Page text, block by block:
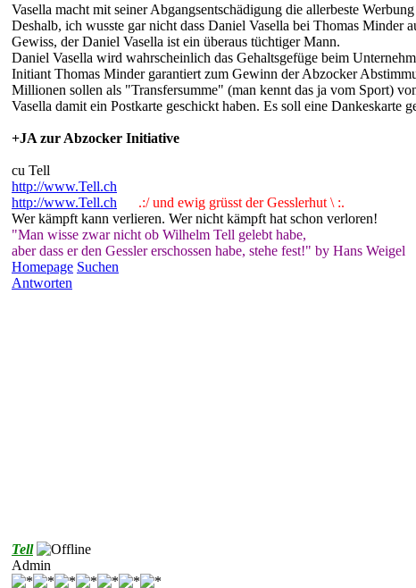
Vasella macht mit seiner Abgangsentschädigung die allerbeste
Deshalb, ich wusste gar nicht dass Daniel Vasella bei Thomas Minder
Gewiss, der Daniel Vasella ist ein überaus tüchtiger Mann.
Daniel Vasella wird wahrscheinlich das Gehaltsgefüge beim
Initiant Thomas Minder garantiert zum Gewinn der Abzocker
Millionen sollen als "Transfersumme" (man kennt das ja vom Sport)
Vasella damit ein Postkarte geschickt haben. Es soll eine Dankeskarte
+JA zur Abzocker Initiative
cu Tell
http://www.Tell.ch
http://www.Tell.ch
.:/ und ewig grüsst der Gesslerhut \ :.
Wer kämpft kann verlieren. Wer nicht kämpft hat schon verloren!
"Man wisse zwar nicht ob Wilhelm Tell gelebt habe,
aber dass er den Gessler erschossen habe, stehe fest!" by Hans Weigel
Homepage Suchen
Antworten
Tell
Admin